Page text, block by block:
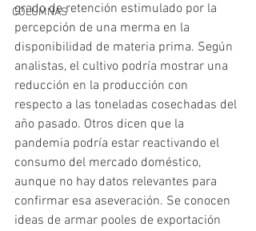
COLUMNAS
grado de retención estimulado por la
percepción de una merma en la
disponibilidad de materia prima. Según
analistas, el cultivo podría mostrar una
reducción en la producción con
respecto a las toneladas cosechadas del
año pasado. Otros dicen que la
pandemia podría estar reactivando el
consumo del mercado doméstico,
aunque no hay datos relevantes para
confirmar esa aseveración. Se conocen
ideas de armar pooles de exportación